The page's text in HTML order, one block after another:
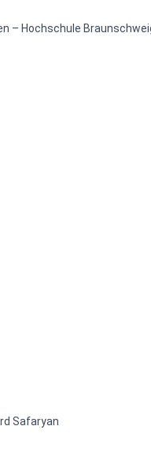
– Hochschule
Safaryan